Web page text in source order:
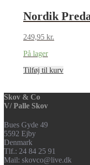
Nordik
249,95 kr.
På lager
Tilføj til kurv
Skov & Co
V/ Palle Skov
Bues Gyde 49
5592 Ejby
Denmark
Tlf.: 24 84 25 91
Mail: skovco@live.dk